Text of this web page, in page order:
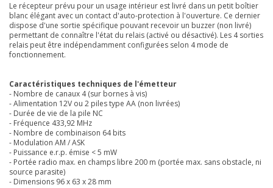
Le récepteur prévu pour un usage intérieur est livré dans un petit boîtier
blanc élégant avec un contact d'auto-protection à l'ouverture. Ce dernier
dispose d'une sortie spécifique pouvant recevoir un buzzer (non livré)
permettant de connaître l'état du relais (activé ou désactivé). Les 4 sorties
relais peut être indépendamment configurées selon 4 mode de
fonctionnement.
Caractéristiques techniques de l'émetteur
- Nombre de canaux 4 (sur bornes à vis)
- Alimentation 12V ou 2 piles type AA (non livrées)
- Durée de vie de la pile NC
- Fréquence 433,92 MHz
- Nombre de combinaison 64 bits
- Modulation AM / ASK
- Puissance e.r.p. émise < 5 mW
- Portée radio max. en champs libre 200 m (portée max. sans obstacle, ni
source parasite)
- Dimensions 96 x 63 x 28 mm